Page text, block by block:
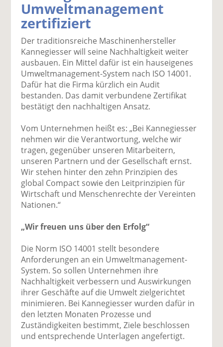
k
uf
F
ac
e
b
o
te
il
e
n
k
wi
tt
er
n
uf
Li
n
k
di
il
e
n
E
m
ai
v
n
n
e
Umweltmanagement
zertifiziert
Der traditionsreiche Maschinenhersteller
Kannegiesser will seine Nachhaltigkeit weiter
ausbauen. Ein Mittel dafür ist ein hauseigenes
Umweltmanagement-System nach ISO 14001.
Dafür hat die Firma kürzlich ein Audit
bestanden. Das damit verbundene Zertifikat
bestätigt den nachhaltigen Ansatz.
Vom Unternehmen heißt es: „Bei Kannegiesser
nehmen wir die Verantwortung, welche wir
tragen, gegenüber unseren Mitarbeitern,
unseren Partnern und der Gesellschaft ernst.
Wir stehen hinter den zehn Prinzipien des
global Compact sowie den Leitprinzipien für
Wirtschaft und Menschenrechte der Vereinten
Nationen.“
„Wir freuen uns über den Erfolg“
Die Norm ISO 14001 stellt besondere
Anforderungen an ein Umweltmanagement-
System. So sollen Unternehmen ihre
Nachhaltigkeit verbessern und Auswirkungen
ihrer Geschäfte auf die Umwelt zielgerichtet
minimieren. Bei Kannegiesser wurden dafür in
den letzten Monaten Prozesse und
Zuständigkeiten bestimmt, Ziele beschlossen
und entsprechende Unterlagen angefertigt.